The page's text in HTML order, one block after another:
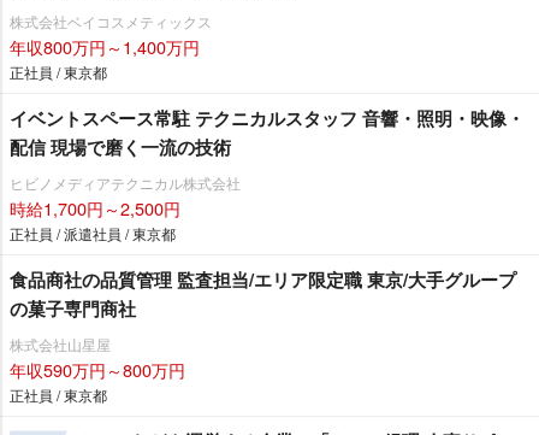
株式会社ベイコスメティックス
年収800万円～1,400万円
正社員 / 東京都
イベントスペース常駐 テクニカルスタッフ 音響・照明・映像・
配信 現場で磨く一流の技術
ヒビノメディアテクニカル株式会社
時給1,700円～2,500円
正社員 / 派遣社員 / 東京都
食品商社の品質管理 監査担当/エリア限定職 東京/大手グループ
の菓子専門商社
株式会社山星屋
年収590万円～800万円
正社員 / 東京都